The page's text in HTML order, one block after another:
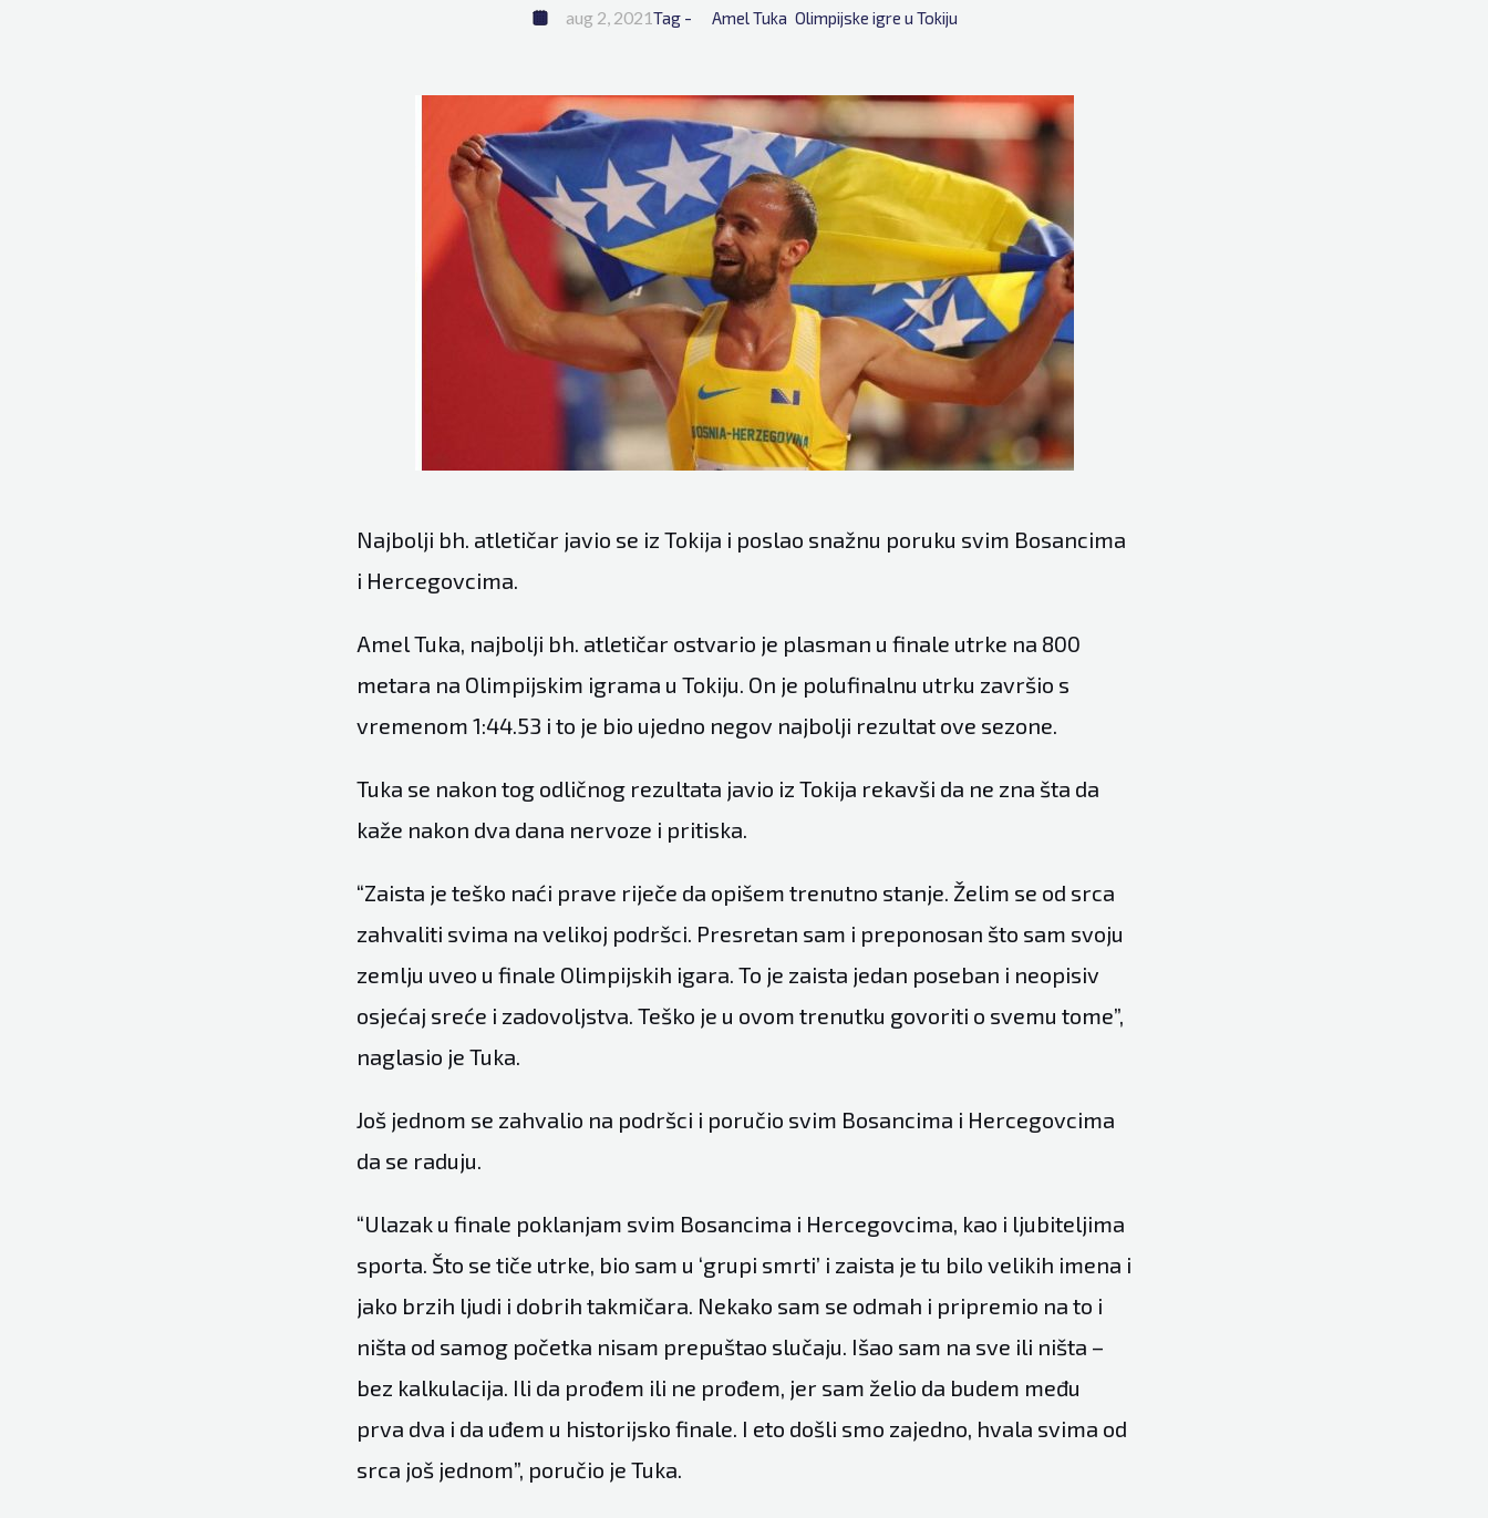
aug 2, 2021Tag - Amel Tuka Olimpijske igre u Tokiju
Najbolji bh. atletičar javio se iz Tokija i poslao snažnu poruku svim Bosancima
i Hercegovcima.
Amel Tuka, najbolji bh. atletičar ostvario je plasman u finale utrke na 800
metara na Olimpijskim igrama u Tokiju. On je polufinalnu utrku završio s
vremenom 1:44.53 i to je bio ujedno negov najbolji rezultat ove sezone.
Tuka se nakon tog odličnog rezultata javio iz Tokija rekavši da ne zna šta da
kaže nakon dva dana nervoze i pritiska.
“Zaista je teško naći prave riječe da opišem trenutno stanje. Želim se od srca
zahvaliti svima na velikoj podršci. Presretan sam i preponosan što sam svoju
zemlju uveo u finale Olimpijskih igara. To je zaista jedan poseban i neopisiv
osjećaj sreće i zadovoljstva. Teško je u ovom trenutku govoriti o svemu tome”,
naglasio je Tuka.
Još jednom se zahvalio na podršci i poručio svim Bosancima i Hercegovcima
da se raduju.
“Ulazak u finale poklanjam svim Bosancima i Hercegovcima, kao i ljubiteljima
sporta. Što se tiče utrke, bio sam u ‘grupi smrti’ i zaista je tu bilo velikih imena i
jako brzih ljudi i dobrih takmičara. Nekako sam se odmah i pripremio na to i
ništa od samog početka nisam prepuštao slučaju. Išao sam na sve ili ništa –
bez kalkulacija. Ili da prođem ili ne prođem, jer sam želio da budem među
prva dva i da uđem u historijsko finale. I eto došli smo zajedno, hvala svima od
srca još jednom”, poručio je Tuka.